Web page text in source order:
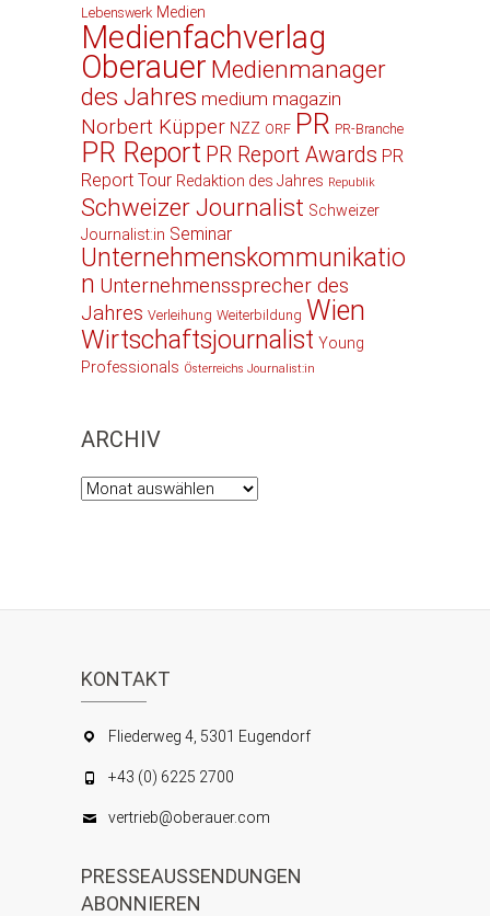
Lebenswerk Medien
Medienfachverlag
Oberauer Medienmanager
des Jahres medium magazin
Norbert Küpper NZZ ORF PR PR-Branche
PR Report PR Report Awards PR
Report Tour Redaktion des Jahres Republik
Schweizer Journalist Schweizer
Journalist:in Seminar
Unternehmenskommunikatio
n Unternehmenssprecher des
Jahres Verleihung Weiterbildung Wien
Wirtschaftsjournalist Young
Professionals Österreichs Journalist:in
ARCHIV
Archiv
KONTAKT
Fliederweg 4, 5301 Eugendorf
+43 (0) 6225 2700
vertrieb@oberauer.com
PRESSEAUSSENDUNGEN
ABONNIEREN